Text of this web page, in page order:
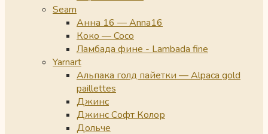
Seam
Анна 16 — Anna16
Коко — Coco
Ламбада фине - Lambada fine
Yarnart
Альпака голд пайетки — Alpaca gold
paillettes
Джинс
Джинс Софт Колор
Дольче